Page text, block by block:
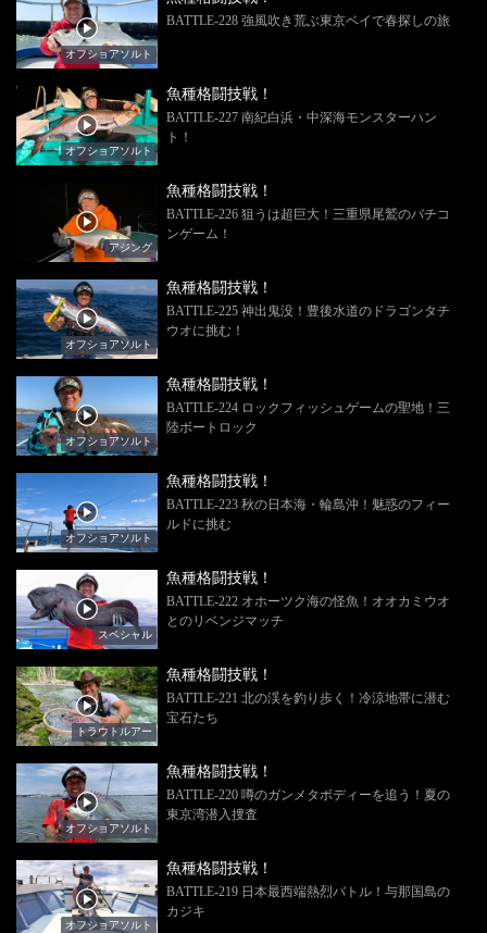
オフショアソルト
BATTLE-228 強風吹き荒ぶ東京ベイで春探しの旅
オフショアソルト
魚種格闘技戦！
BATTLE-227 南紀白浜・中深海モンスターハン
ト！
アジング
魚種格闘技戦！
BATTLE-226 狙うは超巨大！三重県尾鷲のバチコ
ンゲーム！
オフショアソルト
魚種格闘技戦！
BATTLE-225 神出鬼没！豊後水道のドラゴンタチ
ウオに挑む！
オフショアソルト
魚種格闘技戦！
BATTLE-224 ロックフィッシュゲームの聖地！三
陸ボートロック
オフショアソルト
魚種格闘技戦！
BATTLE-223 秋の日本海・輪島沖！魅惑のフィー
ルドに挑む
スペシャル
魚種格闘技戦！
BATTLE-222 オホーツク海の怪魚！オオカミウオ
とのリベンジマッチ
トラウトルアー
魚種格闘技戦！
BATTLE-221 北の渓を釣り歩く！冷涼地帯に潜む
宝石たち
オフショアソルト
魚種格闘技戦！
BATTLE-220 噂のガンメタボディーを追う！夏の
東京湾潜入捜査
オフショアソルト
魚種格闘技戦！
BATTLE-219 日本最西端熱烈バトル！与那国島の
カジキ